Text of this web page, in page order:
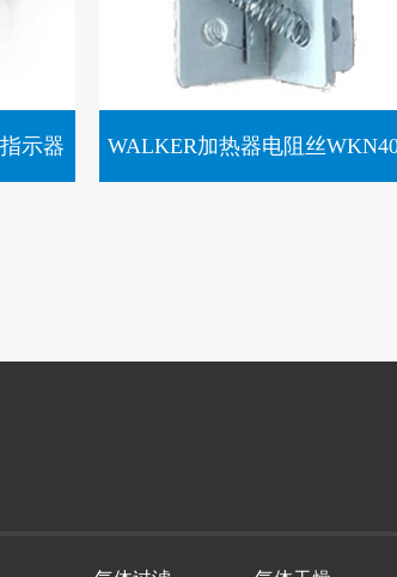
示器 WALKER加热器电阻丝